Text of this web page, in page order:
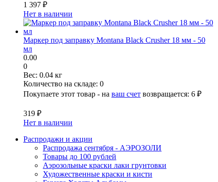
1 397 ₽
Нет в наличии
Маркер под заправку Montana Black Crusher 18 мм - 50
мл
0.00
0
Вес: 0.04 кг
Количество на складе: 0
Покупаете этот товар - на ваш счет возвращается: 6 ₽
319 ₽
Нет в наличии
Распродажи и акции
Распродажа сентября - АЭРОЗОЛИ
Товары до 100 рублей
Аэрозольные краски лаки грунтовки
Художественные краски и кисти